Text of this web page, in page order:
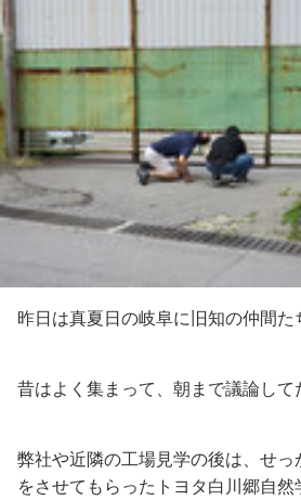
昨日は真夏日の岐阜に旧知の仲間た
昔はよく集まって、朝まで議論して
弊社や近隣の工場見学の後は、せ
をさせてもらったトヨタ白川郷自